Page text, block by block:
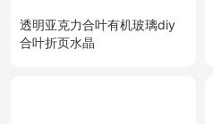
透明亚克力合叶有机玻璃diy
合叶折页水晶